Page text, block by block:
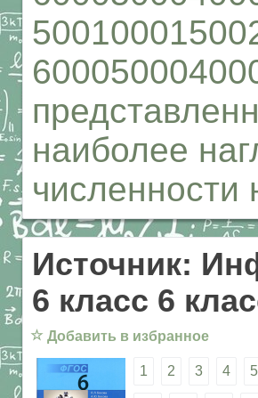
наиболее
численности
Источник:
6 класс 6
☆ Добавить в избранное
1 2 3 4 5